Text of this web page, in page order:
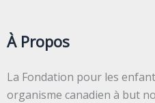
À Propos
La Fondation pour les
organisme canadien à but